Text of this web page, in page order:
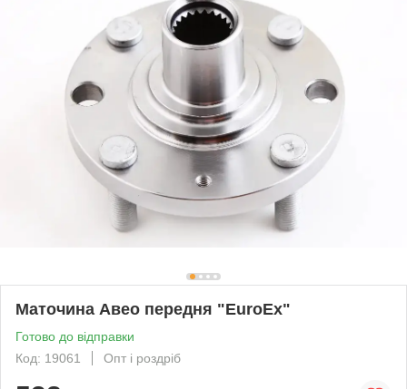
Маточина Авео передня "EuroEx"
Готово до відправки
Код: 19061
Опт і роздріб